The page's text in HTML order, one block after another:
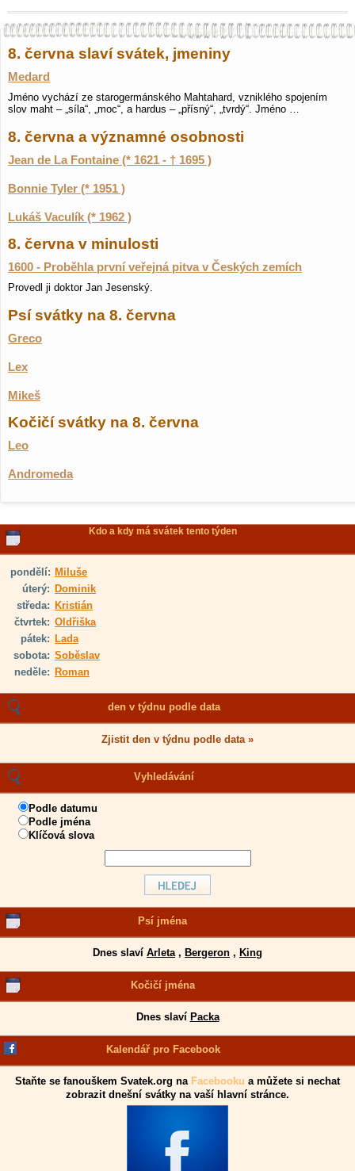
8. června slaví svátek, jmeniny
Medard
Jméno vychází ze starogermánského Mahtahard, vzniklého spojením
slov maht – „síla“, „moc“, a hardus – „přísný“, „tvrdý“. Jméno …
8. června a významné osobnosti
Jean de La Fontaine (* 1621 - † 1695 )
Bonnie Tyler (* 1951 )
Lukáš Vaculík (* 1962 )
8. června v minulosti
1600 - Proběhla první veřejná pitva v Českých zemích
Provedl ji doktor Jan Jesenský.
Psí svátky na 8. června
Greco
Lex
Mikeš
Kočičí svátky na 8. června
Leo
Andromeda
Kdo a kdy má svátek tento týden
pondělí: Miluše
úterý: Dominik
středa: Kristián
čtvrtek: Oldřiška
pátek: Lada
sobota: Soběslav
neděle: Roman
den v týdnu podle data
Zjistit den v týdnu podle data »
Vyhledávání
Podle datumu
Podle jména
Klíčová slova
Psí jména
Dnes slaví Arleta, Bergeron , King
Kočičí jména
Dnes slaví Packa
Kalendář pro Facebook
Staňte se fanouškem Svatek.org na Facebooku a můžete si nechat
zobrazit dnešní svátky na vaší hlavní stránce.